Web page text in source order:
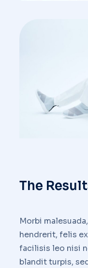
The
Morbi
hendrerit, felis
facilisis leo nisi
blandit turpis,